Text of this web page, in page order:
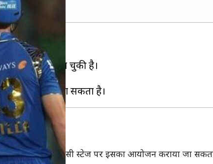
रही है।
के लिए आगे बढ़ा चुकी है।
राय है।
जाएगा तो शायद किसी स्टेज पर इसका आयोजन कराया जा